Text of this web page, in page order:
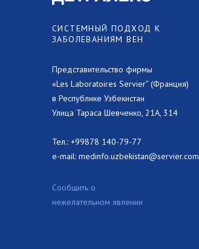
СИСТЕМНЫЙ ПОДХОД К
ЗАБОЛЕВАНИЯМ ВЕН
Представительство фирмы
«Les Laboratoires Servier” (Франция)
в Республике Узбекистан
Улица Тараса Шевченко, 21А, 314
Тел.: +99878 140-79-77
e-mail: medinfo.uzbekistan@servier.com
Сообщить о
нежелательном явлении